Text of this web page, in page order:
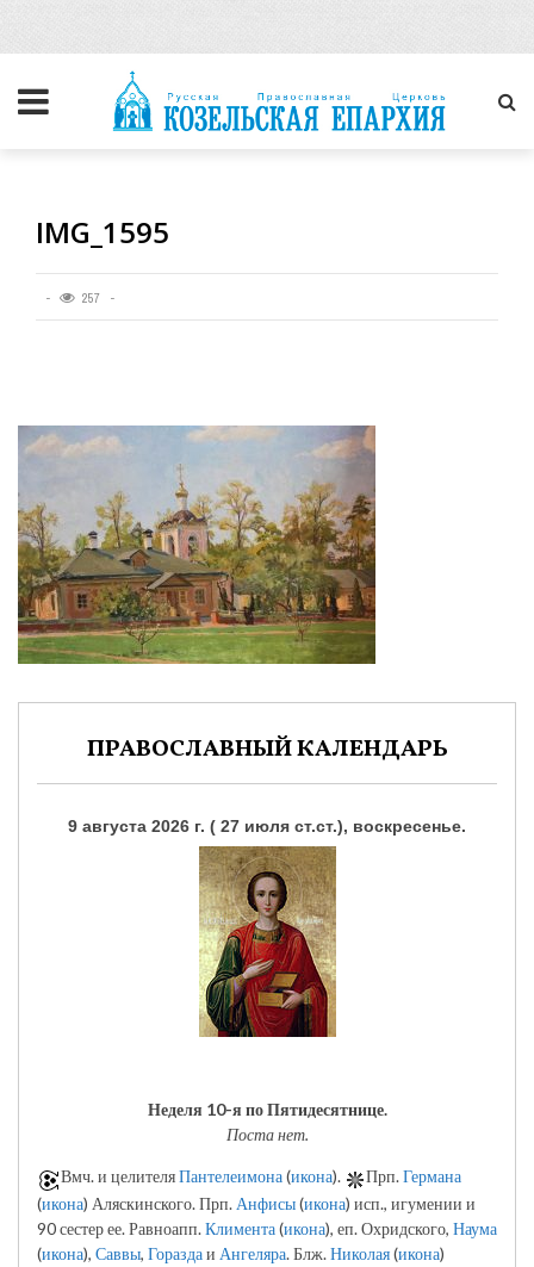
IMG_1595
257
ПРАВОСЛАВНЫЙ КАЛЕНДАРЬ
9 августа 2026 г. ( 27 июля ст.ст.), воскресенье.
Неделя 10-я по Пятидесятнице.
Поста нет.
Вмч. и целителяПантелеимона(икона). Прп.Германа
(икона) Аляскинского. Прп. Анфисы(икона) исп., игумении и
90 сестер ее. Равноапп.Климента(икона), еп. Охридского, Наума
(икона), Саввы, Гораздаи Ангеляра. Блж.Николая(икона)